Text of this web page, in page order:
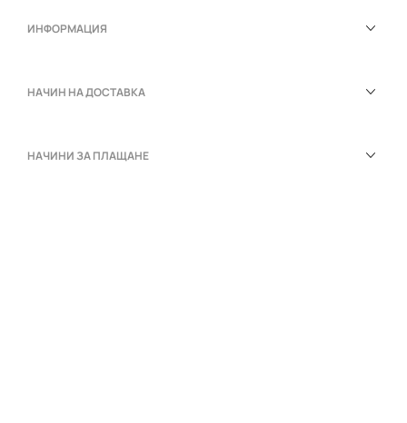
ИНФОРМАЦИЯ
НАЧИН НА ДОСТАВКА
НАЧИНИ ЗА ПЛАЩАНЕ